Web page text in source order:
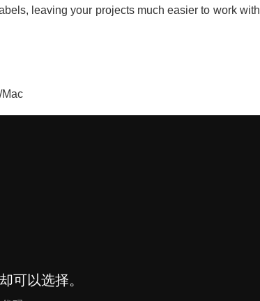
leaving your projects much easier to work with